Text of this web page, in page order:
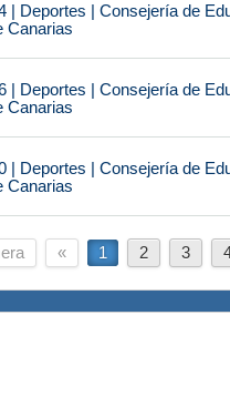
| Deportes | Consejería de
Canarias
| Deportes | Consejería de
Canarias
| Deportes | Consejería de
Canarias
« 1 2 3